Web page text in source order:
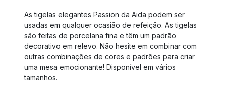
As tigelas elegantes Passion da Aida podem ser
usadas em qualquer ocasião de refeição. As tigelas
são feitas de porcelana fina e têm um padrão
decorativo em relevo. Não hesite em combinar com
outras combinações de cores e padrões para criar
uma mesa emocionante! Disponível em vários
tamanhos.